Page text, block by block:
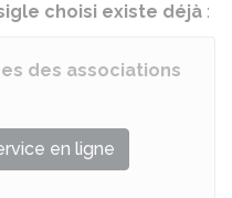
choisi existe déjà :
des associations
en ligne